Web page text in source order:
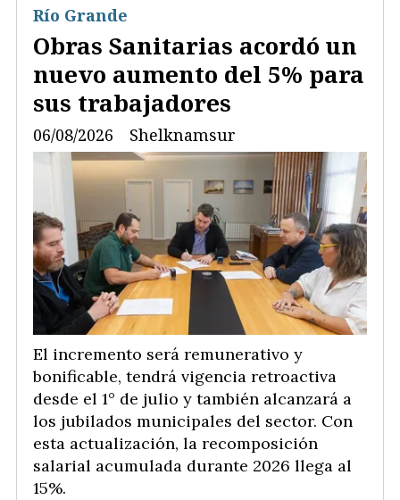
Obras Sanitarias acordó un
nuevo aumento del 5% para
sus trabajadores
Shelknamsur
Río Grande
06/08/2026
El incremento será remunerativo y
bonificable, tendrá vigencia retroactiva
desde el 1° de julio y también alcanzará a
los jubilados municipales del sector. Con
esta actualización, la recomposición
salarial acumulada durante 2026 llega al
15%.